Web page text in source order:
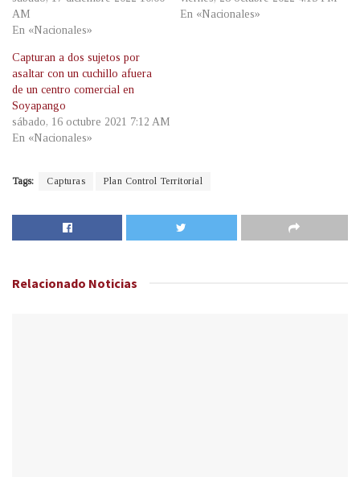
AM
En «Nacionales»
En «Nacionales»
Capturan a dos sujetos por
asaltar con un cuchillo afuera
de un centro comercial en
Soyapango
sábado, 16 octubre 2021 7:12 AM
En «Nacionales»
Tags: Capturas Plan Control Territorial
Relacionado Noticias